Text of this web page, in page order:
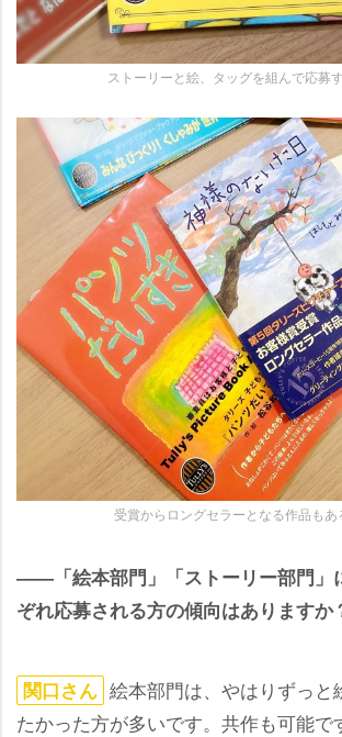
ストーリーと絵、タッグを組んで応募
受賞からロングセラーとなる作品もあ
――「絵本部門」「ストーリー部門」
ぞれ応募される方の傾向はありますか
関口さん 絵本部門は、やはりずっと
たかった方が多いです。共作も可能で